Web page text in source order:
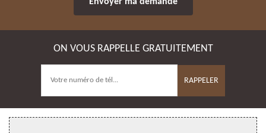
ON VOUS RAPPELLE GRATUITEMENT